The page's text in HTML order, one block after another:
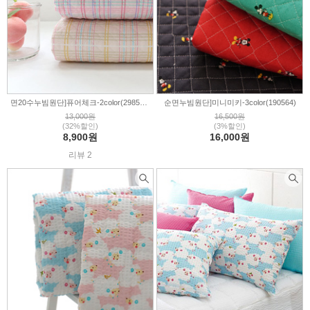
면20수누빔원단]퓨어체크-2color(298570)
13,000원
(32%할인)
8,900원
리뷰 2
순면누빔원단]미니미키-3color(190564)
16,500원
(3%할인)
16,000원